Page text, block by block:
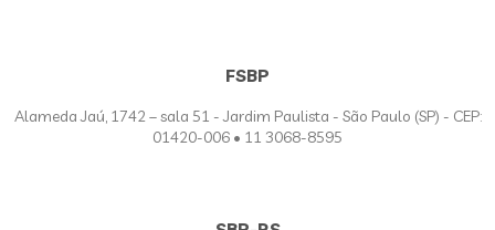
FSBP
Alameda Jaú, 1742 – sala 51 - Jardim Paulista - São Paulo (SP) - CEP:
01420-006 • 11 3068-8595